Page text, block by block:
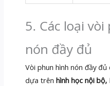
5. Các loại
nón đầy đủ
Vòi phun hình nón đầy
dựa trên hình học nội bộ,